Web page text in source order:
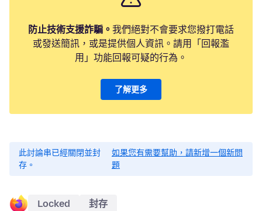
防止技術支援詐騙。 我們絕對不會要求您撥打電話
或發送簡訊，或是提供個人資訊。請用「回報濫
用」功能回報可疑的行為。
了解更多
此討論串已經關閉並封
存。
如果您有需要幫助，請新增一個新問
題
Locked 封存